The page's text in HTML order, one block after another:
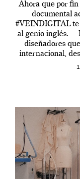
Ahora que por
documental
#VEINDIGITAL te
al genio inglés.
diseñadores
internacional,